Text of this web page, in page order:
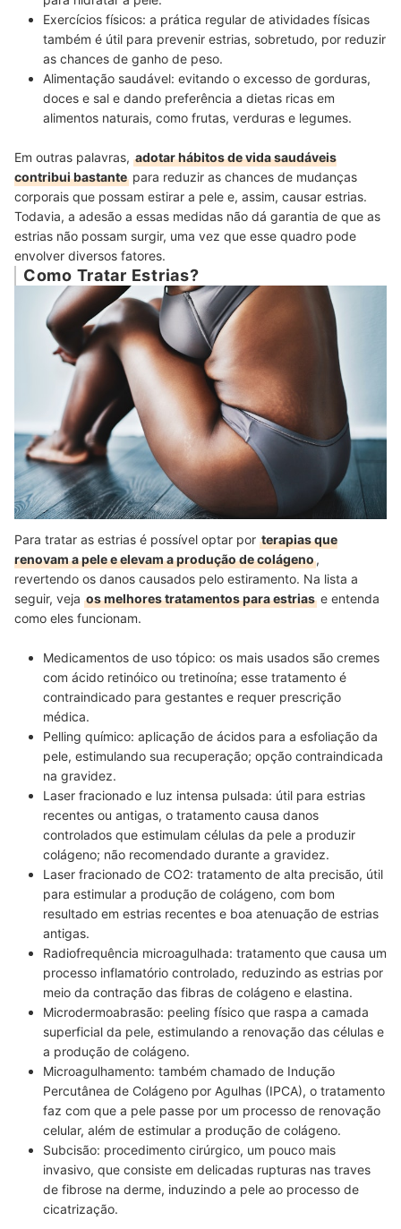
Exercícios físicos: a prática regular de atividades físicas
também é útil para prevenir estrias, sobretudo, por reduzir
as chances de ganho de peso.
Alimentação saudável: evitando o excesso de gorduras,
doces e sal e dando preferência a dietas ricas em
alimentos naturais, como frutas, verduras e legumes.
Em outras palavras, adotar hábitos de vida saudáveis
contribui bastante para reduzir as chances de mudanças
corporais que possam estirar a pele e, assim, causar estrias.
Todavia, a adesão a essas medidas não dá garantia de que as
estrias não possam surgir, uma vez que esse quadro pode
envolver diversos fatores.
Como Tratar Estrias?
Para tratar as estrias é possível optar por terapias que
renovam a pele e elevam a produção de colágeno,
revertendo os danos causados pelo estiramento. Na lista a
seguir, veja os melhores tratamentos para estrias e entenda
como eles funcionam.
Medicamentos de uso tópico: os mais usados são cremes
com ácido retinóico ou tretinoína; esse tratamento é
contraindicado para gestantes e requer prescrição
médica.
Pelling químico: aplicação de ácidos para a esfoliação da
pele, estimulando sua recuperação; opção contraindicada
na gravidez.
Laser fracionado e luz intensa pulsada: útil para estrias
recentes ou antigas, o tratamento causa danos
controlados que estimulam células da pele a produzir
colágeno; não recomendado durante a gravidez.
Laser fracionado de CO2: tratamento de alta precisão, útil
para estimular a produção de colágeno, com bom
resultado em estrias recentes e boa atenuação de estrias
antigas.
Radiofrequência microagulhada: tratamento que causa um
processo inflamatório controlado, reduzindo as estrias por
meio da contração das fibras de colágeno e elastina.
Microdermoabrasão: peeling físico que raspa a camada
superficial da pele, estimulando a renovação das células e
a produção de colágeno.
Microagulhamento: também chamado de Indução
Percutânea de Colágeno por Agulhas (IPCA), o tratamento
faz com que a pele passe por um processo de renovação
celular, além de estimular a produção de colágeno.
Subcisão: procedimento cirúrgico, um pouco mais
invasivo, que consiste em delicadas rupturas nas traves
de fibrose na derme, induzindo a pele ao processo de
cicatrização.